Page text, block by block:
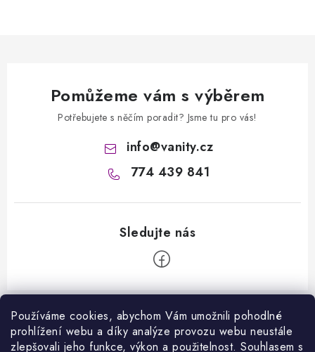
Používáme cookies, abychom Vám umožnili pohodlné
prohlížení webu a díky analýze provozu webu neustále
zlepšovali jeho funkce, výkon a použitelnost. Souhlasem s
Pomůžeme vám s výběrem
Potřebujete s něčím poradit? Jsme tu pro vás!
info@vanity.cz
774 439 841
Z
Informace pro vás